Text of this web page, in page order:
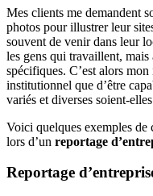
Mes clients me demandent
photos pour illustrer leur
souvent de venir dans leur
les gens qui travaillent, mais
spécifiques. C’est alors
institutionnel que d’être
variés et diverses soient-
Voici quelques exemples de
lors d’un reportage
Reportage